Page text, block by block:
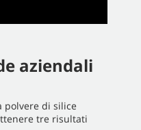
aziendali
polvere di silice
tre risultati